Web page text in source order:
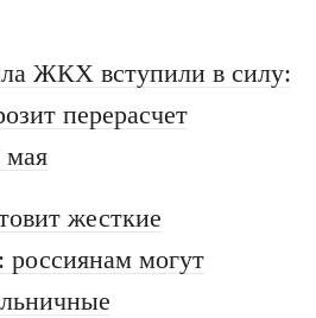
ЖКХ вступили в силу:
перерасчет
мая
жесткие
россиянам могут